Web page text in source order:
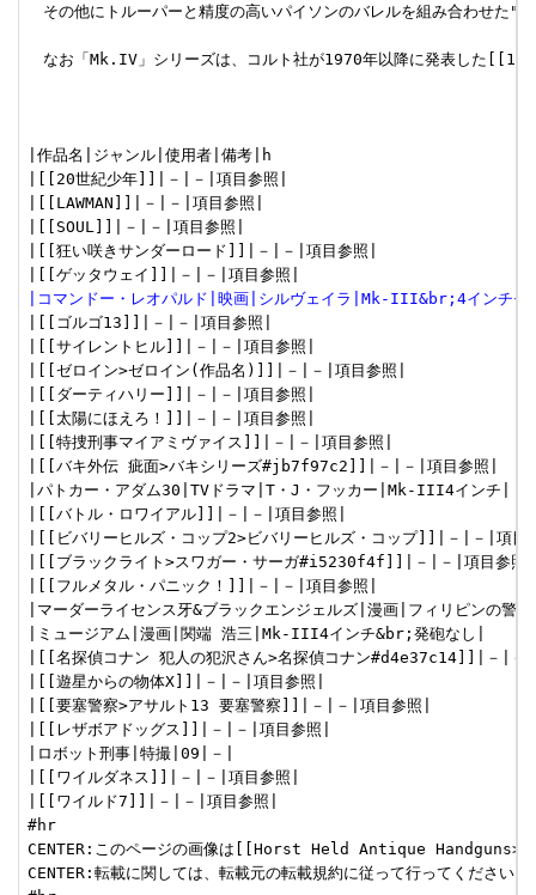
その他にトルーパーと精度の高いパイソンのバレルを組み合わせた
なお「Mk.IV」シリーズは、コルト社が1970年以降に発表した
|作品名|ジャンル|使用者|備考|h
|[[20世紀少年]]|－|－|項目参照|
|[[LAWMAN]]|－|－|項目参照|
|[[SOUL]]|－|－|項目参照|
|[[狂い咲きサンダーロード]]|－|－|項目参照|
|コマンドー・レオパルド|映画|シルヴェイラ|Mk-III&br;4インチモ
|[[ゴルゴ13]]|－|－|項目参照|
|[[サイレントヒル]]|－|－|項目参照|
|[[ゼロイン>ゼロイン(作品名)]]|－|－|項目参照|
|[[ダーティハリー]]|－|－|項目参照|
|[[太陽にほえろ！]]|－|－|項目参照|
|[[特捜刑事マイアミヴァイス]]|－|－|項目参照|
|[[バキ外伝 疵面>バキシリーズ#jb7f97c2]]|－|－|項目参照|
|パトカー・アダム30|TVドラマ|T・J・フッカー|Mk-III4インチ|
|[[バトル・ロワイアル]]|－|－|項目参照|
|[[ビバリーヒルズ・コップ2>ビバリーヒルズ・コップ]]|－|－|項目
|[[ブラックライト>スワガー・サーガ#i5230f4f]]|－|－|項目参照|
|[[フルメタル・パニック！]]|－|－|項目参照|
|マーダーライセンス牙&ブラックエンジェルズ|漫画|フィリピンの警
|ミュージアム|漫画|関端 浩三|Mk-III4インチ&br;発砲なし|
|[[名探偵コナン 犯人の犯沢さん>名探偵コナン#d4e37c14]]|－|－
|[[遊星からの物体X]]|－|－|項目参照|
|[[要塞警察>アサルト13 要塞警察]]|－|－|項目参照|
|[[レザボアドッグス]]|－|－|項目参照|
|ロボット刑事|特撮|09|－|
|[[ワイルダネス]]|－|－|項目参照|
|[[ワイルド7]]|－|－|項目参照|
#hr
CENTER:このページの画像は[[Horst Held Antique
CENTER:転載に関しては、転載元の転載規約に従って行ってください。